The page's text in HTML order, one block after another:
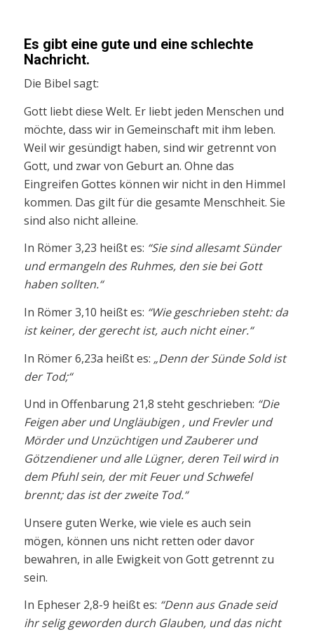
Es gibt eine gute und eine schlechte
Nachricht.
Die Bibel sagt:
Gott liebt diese Welt. Er liebt jeden Menschen und
möchte, dass wir in Gemeinschaft mit ihm leben.
Weil wir gesündigt haben, sind wir getrennt von
Gott, und zwar von Geburt an. Ohne das
Eingreifen Gottes können wir nicht in den Himmel
kommen. Das gilt für die gesamte Menschheit. Sie
sind also nicht alleine.
In Römer 3,23 heißt es: “Sie sind allesamt Sünder
und ermangeln des Ruhmes, den sie bei Gott
haben sollten.“
In Römer 3,10 heißt es: “Wie geschrieben steht: da
ist keiner, der gerecht ist, auch nicht einer.“
In Römer 6,23a heißt es: „Denn der Sünde Sold ist
der Tod;“
Und in Offenbarung 21,8 steht geschrieben: “Die
Feigen aber und Ungläubigen , und Frevler und
Mörder und Unzüchtigen und Zauberer und
Götzendiener und alle Lügner, deren Teil wird in
dem Pfuhl sein, der mit Feuer und Schwefel
brennt; das ist der zweite Tod.“
Unsere guten Werke, wie viele es auch sein
mögen, können uns nicht retten oder davor
bewahren, in alle Ewigkeit von Gott getrennt zu
sein.
In Epheser 2,8-9 heißt es: “Denn aus Gnade seid
ihr selig geworden durch Glauben, und das nicht